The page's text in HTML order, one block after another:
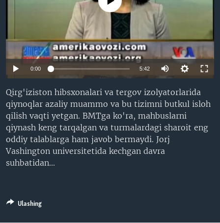
XABARLAR SURATLARDA
TWITTER
SOUNDCLOUD
0:00 5:42
Qirg'iziston hibsxonalari va tergov izolyatorlarida
qiynoqlar azaliy muammo va bu tizimni butkul isloh
qilish vaqti yetgan. BMTga ko'ra, mahbuslarni
qiynash keng tarqalgan va turmalardagi sharoit eng
oddiy talablarga ham javob bermaydi. Jorj
Vashington universitetida kechgan davra
suhbatidan...
Ulashing